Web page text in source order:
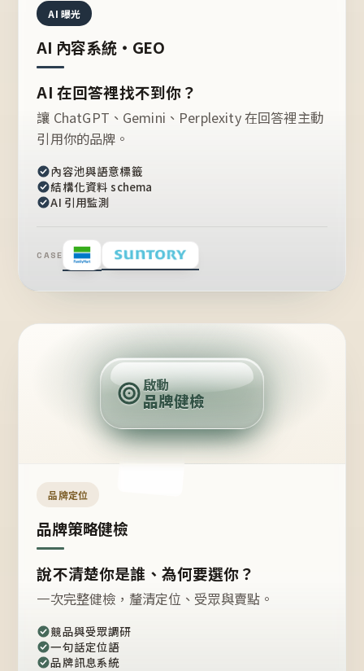
AI 曝光
AI 內容系統・GEO
AI 在回答裡找不到你？
讓 ChatGPT、Gemini、Perplexity 在回答裡主動
引用你的品牌。
內容池與語意標籤
結構化資料 schema
AI 引用監測
CASE
定
位
點
啟動
品牌健檢
品牌定位
品牌策略健檢
說不清楚你是誰、為何要選你？
一次完整健檢，釐清定位、受眾與賣點。
競品與受眾調研
一句話定位語
品牌訊息系統